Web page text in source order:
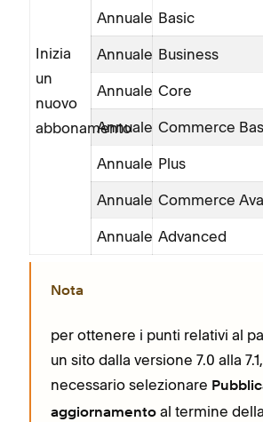
Inizia
un
nuovo
abbonamento
Annuale Basic
Annuale Business
Annuale Core
Annuale Commerce
Annuale Plus
Annuale Commerce
Annuale Advanced
Nota
per ottenere i punti relativi al
un sito dalla versione 7.0 alla
necessario selezionare
aggiornamento al termine